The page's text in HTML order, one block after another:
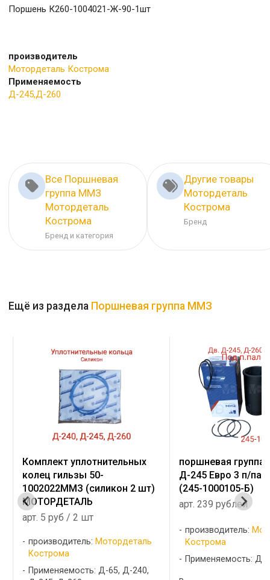
Поршень К260-1004021-Ж-90-1шт
производитель
Мотордеталь Кострома
Применяемость
Д-245,Д-260
Все Поршневая
группа ММЗ
Мотордеталь
Кострома
Бренд и категория
Другие товары
Мотордеталь
Кострома
Бренд
Ещё из раздела Поршневая группа ММЗ
Комплект уплотнительных
колец гильзы 50-
1002022ММЗ (силикон 2 шт)
МОТОРДЕТАЛЬ
арт. 5 руб / 2 шт
производитель: Мотордеталь
Кострома
Применяемость: Д-65, Д-240,
поршневая группа
Д-245 Евро 3 п/
(245-1000105-Б)
арт. 239 рублей
производитель:
Кострома
Применяемость: Д-